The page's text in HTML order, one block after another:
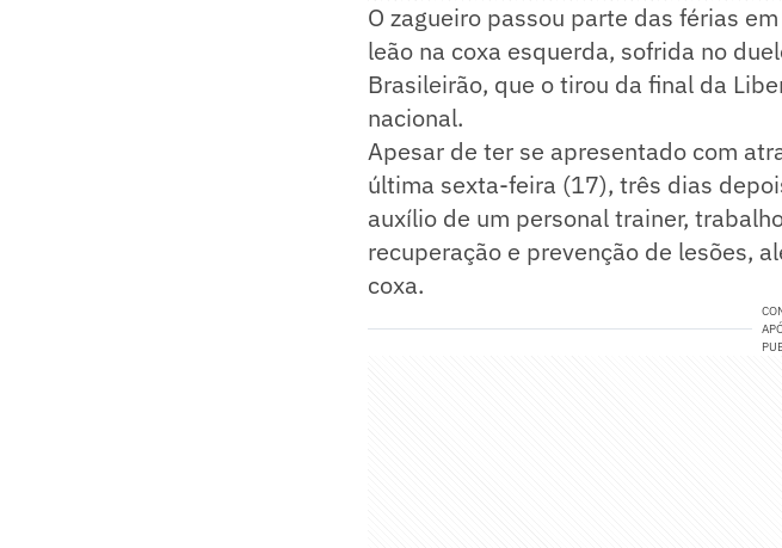
O zagueiro passou parte das férias
leão na coxa esquerda, sofrida no
Brasileirão, que o tirou da final da
nacional.
Apesar de ter se apresentado com
última sexta-feira (17), três dias
auxílio de um personal trainer,
recuperação e prevenção de lesões,
coxa.